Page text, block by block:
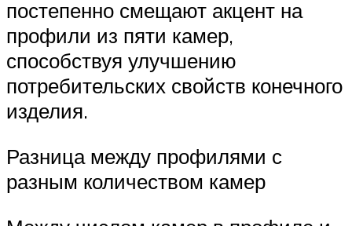
постепенно смещают акцент на
профили из пяти камер,
способствуя улучшению
потребительских свойств конечного
изделия.
Разница между профилями с
разным количеством камер